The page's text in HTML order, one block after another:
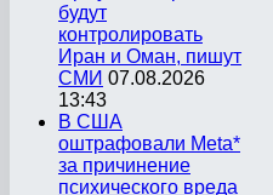
будут
контролировать
Иран и Оман, пишут
СМИ 07.08.2026
13:43
В США
оштрафовали Meta*
за причинение
психического вреда